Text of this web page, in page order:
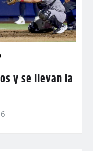
y se llevan la